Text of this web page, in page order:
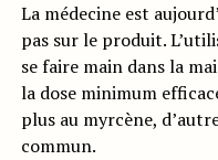
La médecine est
pas sur le produit.
se faire main dans la
la dose minimum
plus au myrcène,
commun.